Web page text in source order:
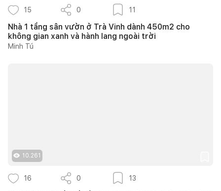
15 0 11
Nhà 1 tầng sân vườn ở Trà Vinh dành 450m2 cho
không gian xanh và hành lang ngoài trời
Minh Tú
10.261
16 0 13